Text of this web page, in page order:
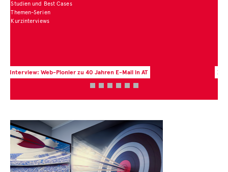
Zur aktuellen Zahl des Monats